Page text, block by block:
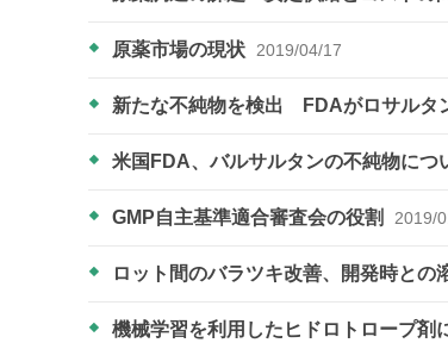
原薬市場の現状 2019/04/17
新たな不純物を検出 FDAがロサルタ
米国FDA、バルサルタンの不純物に
GMP自主基準適合審査会の役割 2019/
ロット間のバラツキ改善、開発時と
機械学習を利用したヒドロトロープ剤